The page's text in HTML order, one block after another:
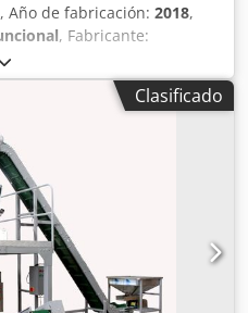
, Año de fabricación: 2018,
, Fabricante:
PT Categoría: Máquina de
Año de fabricación: 2018
A corto plazo Condición
Datos técnicos Ancho
200 mm Longitud
máximo de film: 600
1 Unidades totales: 1
de magazín: 1
de avance: Avance
de film longitudinal Salida:
móvil de cierre Unidades
Clasificado